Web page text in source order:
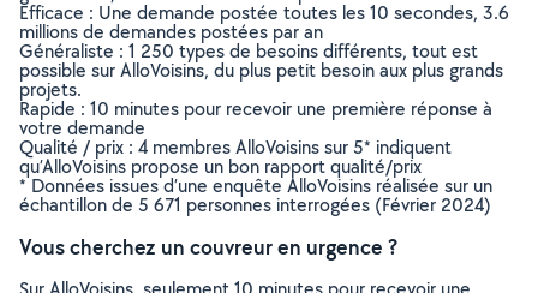
Efficace : Une demande postée toutes les 10 secondes, 3.6
millions de demandes postées par an
Généraliste : 1 250 types de besoins différents, tout est
possible sur AlloVoisins, du plus petit besoin aux plus grands
projets.
Rapide : 10 minutes pour recevoir une première réponse à
votre demande
Qualité / prix : 4 membres AlloVoisins sur 5* indiquent
qu’AlloVoisins propose un bon rapport qualité/prix
* Données issues d’une enquête AlloVoisins réalisée sur un
échantillon de 5 671 personnes interrogées (Février 2024)
Vous cherchez un couvreur en urgence ?